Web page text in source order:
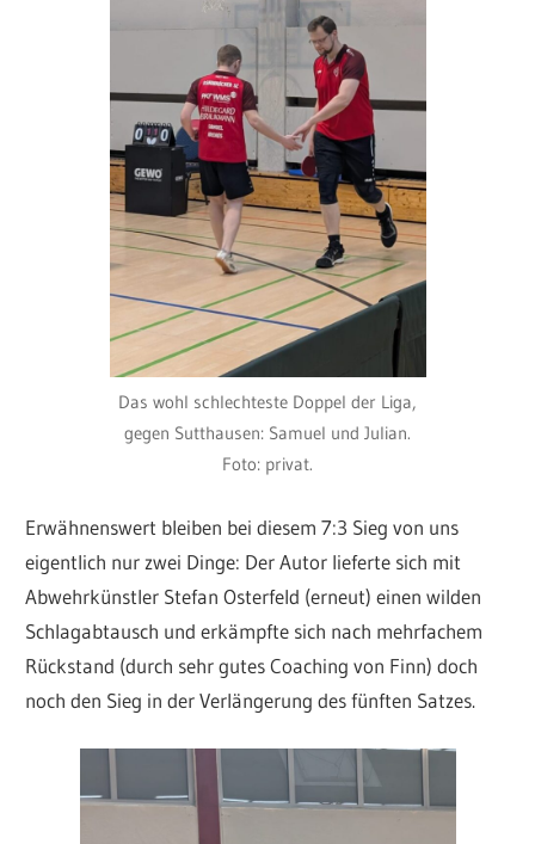
Das wohl schlechteste Doppel der Liga,
gegen Sutthausen: Samuel und Julian.
Foto: privat.
Erwähnenswert bleiben bei diesem 7:3 Sieg von uns
eigentlich nur zwei Dinge: Der Autor lieferte sich mit
Abwehrkünstler Stefan Osterfeld (erneut) einen wilden
Schlagabtausch und erkämpfte sich nach mehrfachem
Rückstand (durch sehr gutes Coaching von Finn) doch
noch den Sieg in der Verlängerung des fünften Satzes.